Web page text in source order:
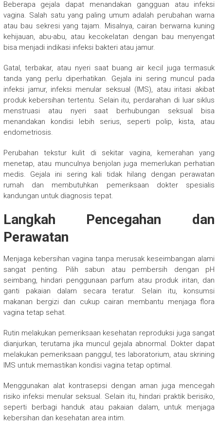
Beberapa gejala dapat menandakan gangguan atau infeksi
vagina. Salah satu yang paling umum adalah perubahan warna
atau bau sekresi yang tajam. Misalnya, cairan berwarna kuning
kehijauan, abu-abu, atau kecokelatan dengan bau menyengat
bisa menjadi indikasi infeksi bakteri atau jamur.
Gatal, terbakar, atau nyeri saat buang air kecil juga termasuk
tanda yang perlu diperhatikan. Gejala ini sering muncul pada
infeksi jamur, infeksi menular seksual (IMS), atau iritasi akibat
produk kebersihan tertentu. Selain itu, perdarahan di luar siklus
menstruasi atau nyeri saat berhubungan seksual bisa
menandakan kondisi lebih serius, seperti polip, kista, atau
endometriosis.
Perubahan tekstur kulit di sekitar vagina, kemerahan yang
menetap, atau munculnya benjolan juga memerlukan perhatian
medis. Gejala ini sering kali tidak hilang dengan perawatan
rumah dan membutuhkan pemeriksaan dokter spesialis
kandungan untuk diagnosis tepat.
Langkah Pencegahan dan
Perawatan
Menjaga kebersihan vagina tanpa merusak keseimbangan alami
sangat penting. Pilih sabun atau pembersih dengan pH
seimbang, hindari penggunaan parfum atau produk iritan, dan
ganti pakaian dalam secara teratur. Selain itu, konsumsi
makanan bergizi dan cukup cairan membantu menjaga flora
vagina tetap sehat.
Rutin melakukan pemeriksaan kesehatan reproduksi juga sangat
dianjurkan, terutama jika muncul gejala abnormal. Dokter dapat
melakukan pemeriksaan panggul, tes laboratorium, atau skrining
IMS untuk memastikan kondisi vagina tetap optimal.
Menggunakan alat kontrasepsi dengan aman juga mencegah
risiko infeksi menular seksual. Selain itu, hindari praktik berisiko,
seperti berbagi handuk atau pakaian dalam, untuk menjaga
kebersihan dan kesehatan area intim.